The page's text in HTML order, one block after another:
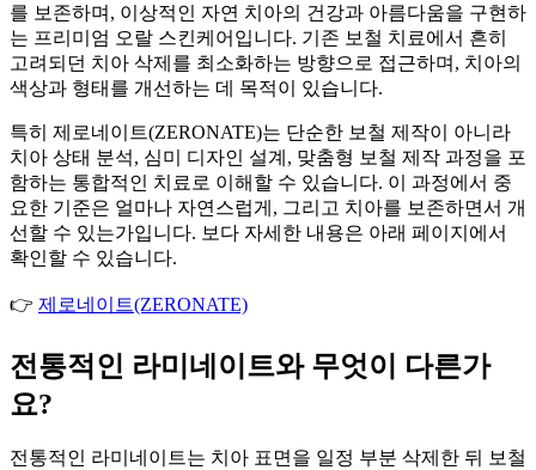
를 보존하며, 이상적인 자연 치아의 건강과 아름다움을 구현하
는 프리미엄 오랄 스킨케어입니다. 기존 보철 치료에서 흔히
고려되던 치아 삭제를 최소화하는 방향으로 접근하며, 치아의
색상과 형태를 개선하는 데 목적이 있습니다.
특히 제로네이트(ZERONATE)는 단순한 보철 제작이 아니라
치아 상태 분석, 심미 디자인 설계, 맞춤형 보철 제작 과정을 포
함하는 통합적인 치료로 이해할 수 있습니다. 이 과정에서 중
요한 기준은 얼마나 자연스럽게, 그리고 치아를 보존하면서 개
선할 수 있는가입니다. 보다 자세한 내용은 아래 페이지에서
확인할 수 있습니다.
👉 제로네이트(ZERONATE)
전통적인 라미네이트와 무엇이 다른가
요?
전통적인 라미네이트는 치아 표면을 일정 부분 삭제한 뒤 보철